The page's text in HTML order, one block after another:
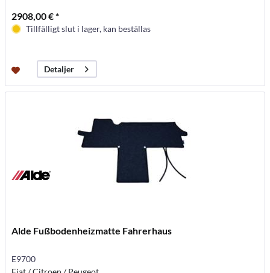
2908,00 € *
Tillfälligt slut i lager, kan beställas
Detaljer
Alde Fußbodenheizmatte Fahrerhaus
E9700